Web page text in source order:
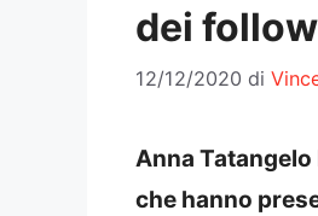
dei
12/12/2020 di
Anna
che hanno